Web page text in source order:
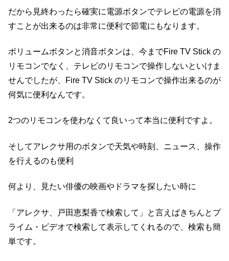
だから見終わったら確実に電源ボタンでテレビの電源を消
すことが出来るのは非常に便利で節電にもなります。
ボリュームボタンと消音ボタンは、今までFire TV Stick の
リモコンでなく、テレビのリモコンで操作しないといけま
せんでしたが、Fire TV Stick のリモコンで操作出来るのが
何気に便利なんです。
2つのリモコンを使わなくて良いって本当に便利ですよ。
そしてアレクサ用のボタンで天気や時刻、ニュース、操作
を行えるのも便利
何より、見たい俳優の映画やドラマを探したい時に
「アレクサ、戸田恵梨香で検索して」と言えばきちんとプ
ライム・ビデオで検索して表示してくれるので、検索も簡
単です。